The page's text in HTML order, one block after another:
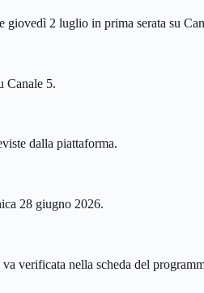
2 luglio in prima serata su
Canale 5.
dalla piattaforma.
28 giugno 2026.
verificata nella scheda del